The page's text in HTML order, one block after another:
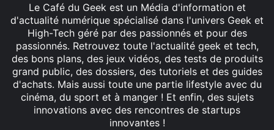
Le Café du Geek est un Média d'information et
d'actualité numérique spécialisé dans l'univers Geek et
High-Tech géré par des passionnés et pour des
passionnés. Retrouvez toute l'actualité geek et tech,
des bons plans, des jeux vidéos, des tests de produits
grand public, des dossiers, des tutoriels et des guides
d'achats. Mais aussi toute une partie lifestyle avec du
cinéma, du sport et à manger ! Et enfin, des sujets
innovations avec des rencontres de startups
innovantes !